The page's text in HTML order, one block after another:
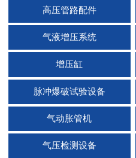
高压管路配件
气液增压系统
增压缸
脉冲爆破试验设备
气动胀管机
气压检测设备